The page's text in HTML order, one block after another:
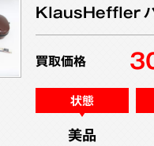
KlausHeffler バ
買取価格
状態
美品